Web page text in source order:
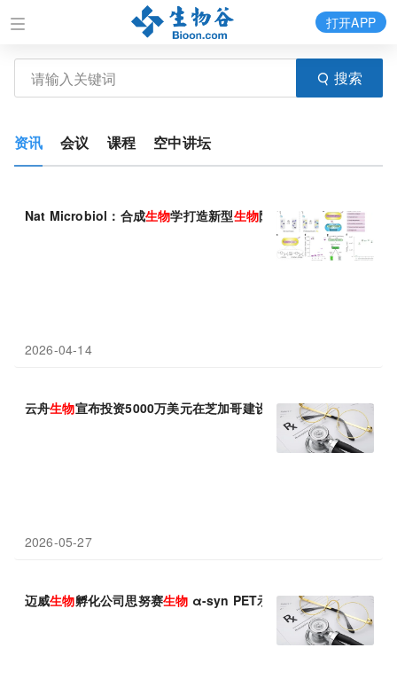
搜索
打开APP
资讯 会议 课程 空中讲坛
Nat Microbiol：合成生物学打造新型生物防护系统
2026-04-14
云舟生物宣布投资5000万美元在芝加哥建设先进生物制造与研发中
2026-05-27
迈威生物孵化公司思努赛生物 α-syn PET示踪剂SST001获NMPA